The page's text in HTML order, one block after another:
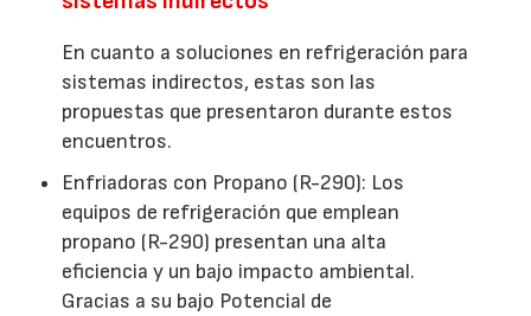
En cuanto a soluciones en refrigeración para
sistemas indirectos, estas son las
propuestas que presentaron durante estos
encuentros.
Enfriadoras con Propano (R-290): Los
equipos de refrigeración que emplean
propano (R-290) presentan una alta
eficiencia y un bajo impacto ambiental.
Gracias a su bajo Potencial de